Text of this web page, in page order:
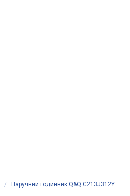
/ Наручний годинник Q&Q C213J312Y